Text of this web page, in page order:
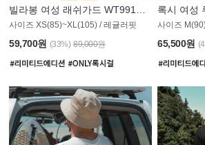
사이즈 XS(85)~XL(105) / 레귤러핏
59,700원 (33%) 89,000원
사이즈
65,500원